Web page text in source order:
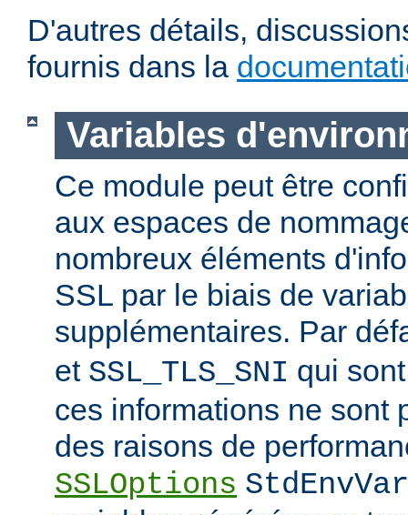
D'autres détails,
fournis dans la
Variables
Ce module peut être
aux espaces de
nombreux éléments
SSL par le biais de
supplémentaires. Par
et SSL_TLS_SNI qui
ces informations ne sont
des raisons de
SSLOptions